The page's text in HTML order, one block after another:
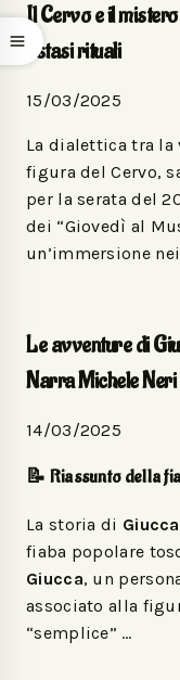
Il Cervo e il
estasi rituali
15/03/2025
La dialettica tra la
figura del Cervo,
per la serata del
dei “Giovedì al
un’immersione
Le avventure di
Narra Michele Neri
14/03/2025
📝 Riassunto della
La storia di
fiaba popolare
Giucca, un
associato alla
“semplice” …